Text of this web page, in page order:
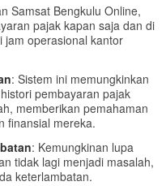
Samsat Bengkulu Online,
pajak kapan saja dan di
jam operasional kantor
: Sistem ini memungkinkan
pembayaran pajak
memberikan pemahaman
finansial mereka.
: Kemungkinan lupa
tidak lagi menjadi masalah,
keterlambatan.